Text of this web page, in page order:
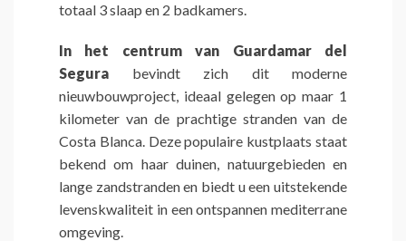
totaal 3 slaap en 2 badkamers.
In het centrum van Guardamar del
Segura bevindt zich dit moderne
nieuwbouwproject, ideaal gelegen op maar 1
kilometer van de prachtige stranden van de
Costa Blanca. Deze populaire kustplaats staat
bekend om haar duinen, natuurgebieden en
lange zandstranden en biedt u een uitstekende
levenskwaliteit in een ontspannen mediterrane
omgeving.